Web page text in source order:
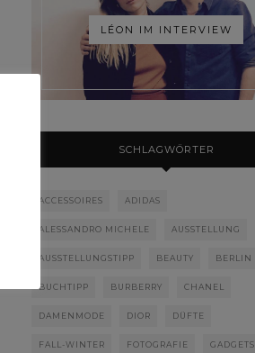
LÉON IM INTERVIEW
SCHLAGWÖRTER
ACCESSOIRES ADIDAS
ALESSANDRO MICHELE AUSSTELLUNG
AUSSTELLUNGSTIPP BEAUTY BERLIN
BUCHTIPP BURBERRY CHANEL
DAMENMODE DIOR DÜFTE
FALL-WINTER FOTOGRAFIE GADGETS